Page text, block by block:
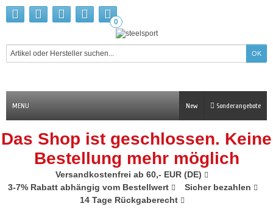
0
MENU Sonderangebote
New
Das Shop ist geschlossen. Keine
Bestellung mehr möglich
Versandkostenfrei ab 60,- EUR (DE)
3-7% Rabatt abhängig vom Bestellwert
Sicher bezahlen
14 Tage Rückgaberecht